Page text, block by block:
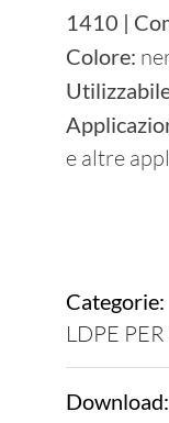
Diventa
News
1410 |
Colore:
e altre
Categorie:
LDPE
Download: